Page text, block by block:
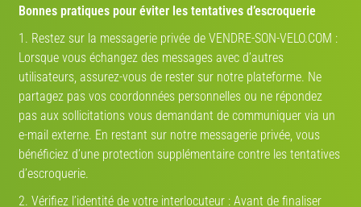
demande.
Concours et autres promotions : nous allons pouvoir utiliser vos
informations pour l’organisation de campagnes de marketing et
promotions qui vous sont destinées.
Communications marketing : nous pouvons utiliser vos données
personnelles pour vous informer au sujet de produits ou de services qui
pourraient, à notre avis, vous intéresser (communications marketing), par
e-mail, SMS, ou mailing postal.
Amélioration et personnalisation du site: nous pouvons exploiter vos
informations pour améliorer et personnaliser votre expérience sur notre site;
afin d’assurer la présentation la plus efficace possible du contenu de notre
Bonnes pratiques pour éviter les tentatives d’escroquerie
1. Restez sur la messagerie privée de VENDRE-SON-VELO.COM :
Lorsque vous échangez des messages avec d’autres
utilisateurs, assurez-vous de rester sur notre plateforme. Ne
partagez pas vos coordonnées personnelles ou ne répondez
pas aux sollicitations vous demandant de communiquer via un
e-mail externe. En restant sur notre messagerie privée, vous
bénéficiez d’une protection supplémentaire contre les tentatives
d’escroquerie.
2. Vérifiez l’identité de votre interlocuteur : Avant de finaliser